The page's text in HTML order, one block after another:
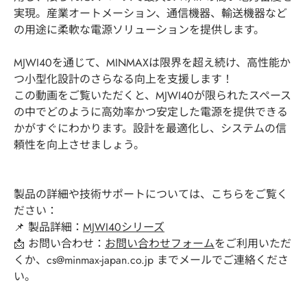
実現。産業オートメーション、通信機器、輸送機器など
の用途に柔軟な電源ソリューションを提供します。
MJWI40を通じて、MINMAXは限界を超え続け、高性能か
つ小型化設計のさらなる向上を支援します！
この動画をご覧いただくと、MJWI40が限られたスペース
の中でどのように高効率かつ安定した電源を提供できる
かがすぐにわかります。設計を最適化し、システムの信
頼性を向上させましょう。
製品の詳細や技術サポートについては、こちらをご覧く
ださい：
📌 製品詳細： MJWI40シリーズ
📩 お問い合わせ： お問い合わせフォームをご利用いただ
くか、cs@minmax-japan.co.jp までメールでご連絡くださ
い。
最新製品
ニュース
お問い合わせ